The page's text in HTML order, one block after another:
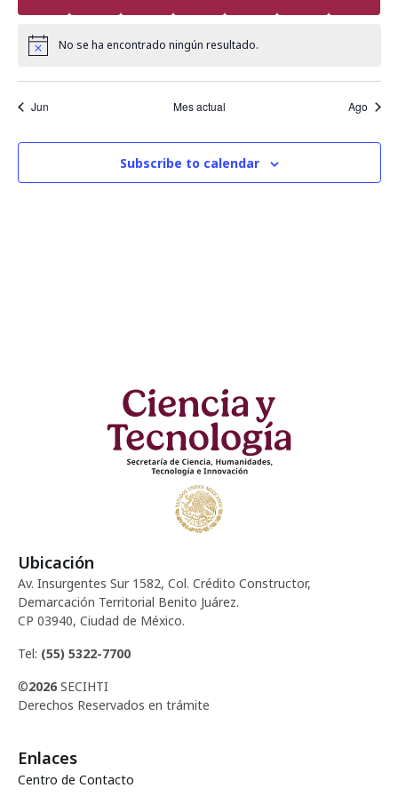
a
n
d
e
d
a
i
s
NoticeNo se ha encontrado ningún resultado.
Jun Mes actual Ago
Subscribe to calendar
Ubicación
Av. Insurgentes Sur 1582, Col. Crédito Constructor,
Demarcación Territorial Benito Juárez.
CP 03940, Ciudad de México.
Tel: (55) 5322-7700
©2026 SECIHTI
Derechos Reservados en trámite
Enlaces
Centro de Contacto